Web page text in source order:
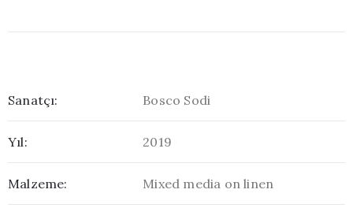
Sanatçı: Bosco Sodi
Yıl: 2019
Malzeme: Mixed media on linen